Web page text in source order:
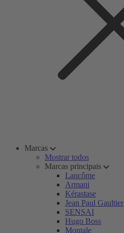
Marcas
Mostrar todos
Marcas principais
Lancôme
Armani
Kérastase
Jean Paul Gaultier
SENSAI
Hugo Boss
Montale